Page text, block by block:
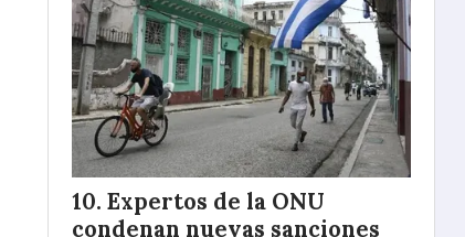
Expertos de la ONU
condenan nuevas sanciones